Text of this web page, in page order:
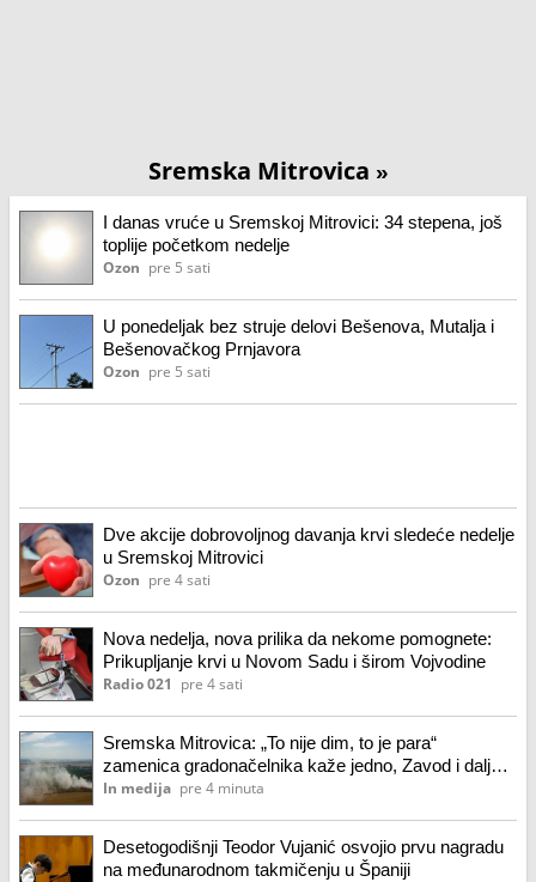
Sremska Mitrovica »
I danas vruće u Sremskoj Mitrovici: 34 stepena, još
toplije početkom nedelje
Ozon pre 5 sati
U ponedeljak bez struje delovi Bešenova, Mutalja i
Bešenovačkog Prnjavora
Ozon pre 5 sati
Dve akcije dobrovoljnog davanja krvi sledeće nedelje
u Sremskoj Mitrovici
Ozon pre 4 sati
Nova nedelja, nova prilika da nekome pomognete:
Prikupljanje krvi u Novom Sadu i širom Vojvodine
Radio 021 pre 4 sati
Sremska Mitrovica: „To nije dim, to je para“
zamenica gradonačelnika kaže jedno, Zavod i dalje
poziva na oprez
In medija pre 4 minuta
Desetogodišnji Teodor Vujanić osvojio prvu nagradu
na međunarodnom takmičenju u Španiji